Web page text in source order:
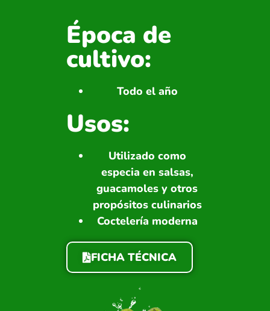
Época de
cultivo:
Todo el año
Usos:
Utilizado como
especia en salsas,
guacamoles y otros
propósitos culinarios
Coctelería moderna
FICHA TÉCNICA